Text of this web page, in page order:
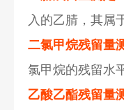
入的乙腈，其属
二氯甲烷残留量
氯甲烷的残留水
乙酸乙酯残留量